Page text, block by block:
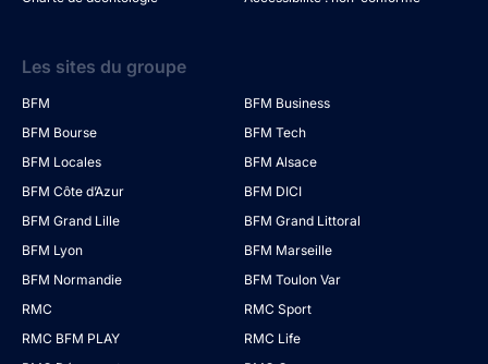
Les sites du groupe
BFM
BFM Business
BFM Bourse
BFM Tech
BFM Locales
BFM Alsace
BFM Côte d’Azur
BFM DICI
BFM Grand Lille
BFM Grand Littoral
BFM Lyon
BFM Marseille
BFM Normandie
BFM Toulon Var
RMC
RMC Sport
RMC BFM PLAY
RMC Life